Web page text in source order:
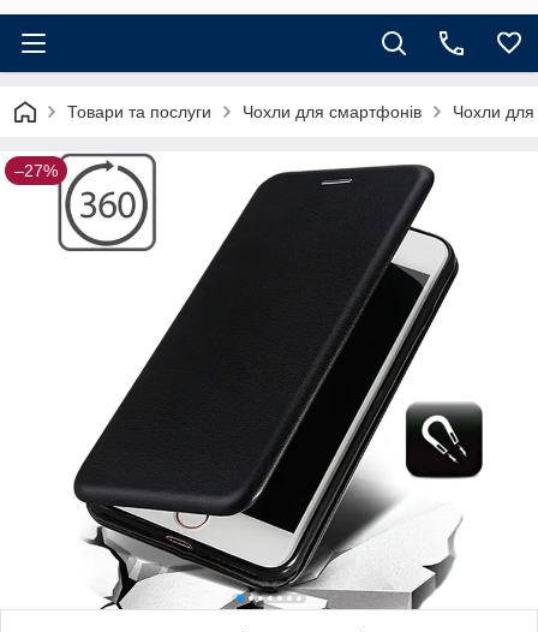
Товари та послуги Чохли для смартфонів Чохли
–27%